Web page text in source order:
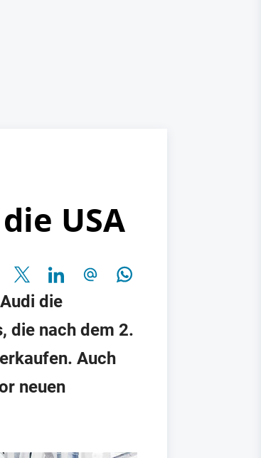
USA
die
die nach dem 2.
Auch
neuen